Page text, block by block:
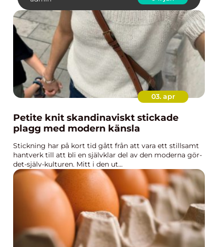
03. apr
Petite knit skandinaviskt stickade
plagg med modern känsla
Stickning har på kort tid gått från att vara ett stillsamt
hantverk till att bli en självklar del av den moderna gör-
det-själv-kulturen. Mitt i den ut...